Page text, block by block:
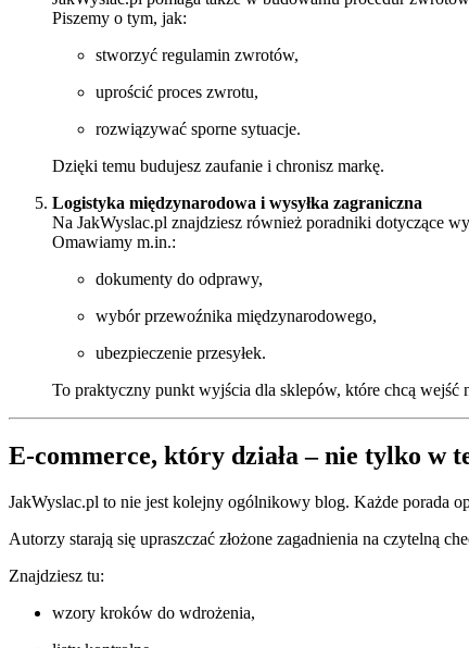
Piszemy o tym, jak:
stworzyć regulamin zwrotów,
uprościć proces zwrotu,
rozwiązywać sporne sytuacje.
Dzięki temu budujesz zaufanie i chronisz markę.
Logistyka międzynarodowa i wysyłka zagraniczna
Na JakWyslac.pl znajdziesz również poradniki dotyczące
Omawiamy m.in.:
dokumenty do odprawy,
wybór przewoźnika międzynarodowego,
ubezpieczenie przesyłek.
To praktyczny punkt wyjścia dla sklepów, które chcą wejść
E-commerce, który działa – nie tylko w
JakWyslac.pl to nie jest kolejny ogólnikowy blog. Każde porada
Autorzy starają się upraszczać złożone zagadnienia na czytelną
Znajdziesz tu:
wzory kroków do wdrożenia,